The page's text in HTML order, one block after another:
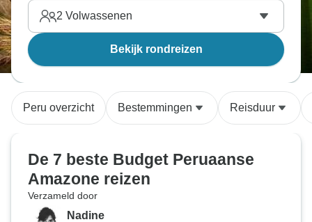
2 Volwassenen
Bekijk rondreizen
Peru overzicht Bestemmingen Reisduur
De 7 beste Budget Peruaanse
Amazone reizen
Verzameld door
Nadine